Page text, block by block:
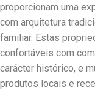
proporcionam uma
com arquitetura
familiar. Estas
confortáveis com
carácter histórico, e
produtos locais e